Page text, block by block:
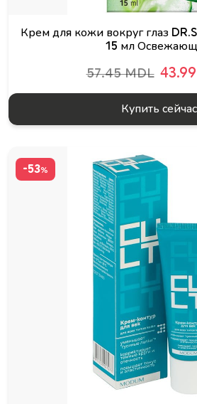
Крем для кожи вокруг глаз
15 мл
57.45 MDL
Купить сейчас
-53%